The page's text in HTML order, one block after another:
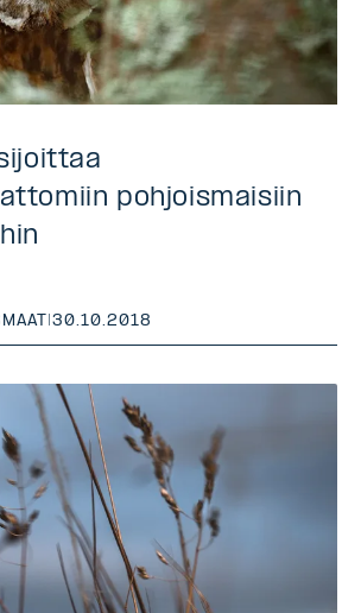
pohjoismaisiin
|30.10.2018